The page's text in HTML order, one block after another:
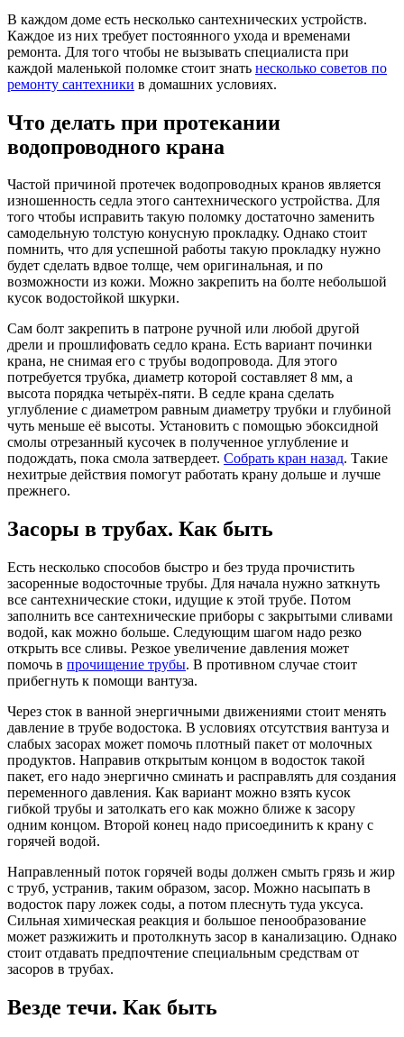
В каждом доме есть несколько сантехнических устройств.
Каждое из них требует постоянного ухода и временами
ремонта. Для того чтобы не вызывать специалиста при
каждой маленькой поломке стоит знать несколько советов по
ремонту сантехники в домашних условиях.
Что делать при протекании
водопроводного крана
Частой причиной протечек водопроводных кранов является
изношенность седла этого сантехнического устройства. Для
того чтобы исправить такую поломку достаточно заменить
самодельную толстую конусную прокладку. Однако стоит
помнить, что для успешной работы такую прокладку нужно
будет сделать вдвое толще, чем оригинальная, и по
возможности из кожи. Можно закрепить на болте небольшой
кусок водостойкой шкурки.
Сам болт закрепить в патроне ручной или любой другой
дрели и прошлифовать седло крана. Есть вариант починки
крана, не снимая его с трубы водопровода. Для этого
потребуется трубка, диаметр которой составляет 8 мм, а
высота порядка четырёх-пяти. В седле крана сделать
углубление с диаметром равным диаметру трубки и глубиной
чуть меньше её высоты. Установить с помощью эбоксидной
смолы отрезанный кусочек в полученное углубление и
подождать, пока смола затвердеет. Собрать кран назад. Такие
нехитрые действия помогут работать крану дольше и лучше
прежнего.
Засоры в трубах. Как быть
Есть несколько способов быстро и без труда прочистить
засоренные водосточные трубы. Для начала нужно заткнуть
все сантехнические стоки, идущие к этой трубе. Потом
заполнить все сантехнические приборы с закрытыми сливами
водой, как можно больше. Следующим шагом надо резко
открыть все сливы. Резкое увеличение давления может
помочь в прочищение трубы. В противном случае стоит
прибегнуть к помощи вантуза.
Через сток в ванной энергичными движениями стоит менять
давление в трубе водостока. В условиях отсутствия вантуза и
слабых засорах может помочь плотный пакет от молочных
продуктов. Направив открытым концом в водосток такой
пакет, его надо энергично сминать и расправлять для создания
переменного давления. Как вариант можно взять кусок
гибкой трубы и затолкать его как можно ближе к засору
одним концом. Второй конец надо присоединить к крану с
горячей водой.
Направленный поток горячей воды должен смыть грязь и жир
с труб, устранив, таким образом, засор. Можно насыпать в
водосток пару ложек соды, а потом плеснуть туда уксуса.
Сильная химическая реакция и большое пенообразование
может разжижить и протолкнуть засор в канализацию. Однако
стоит отдавать предпочтение специальным средствам от
засоров в трубах.
Везде течи. Как быть